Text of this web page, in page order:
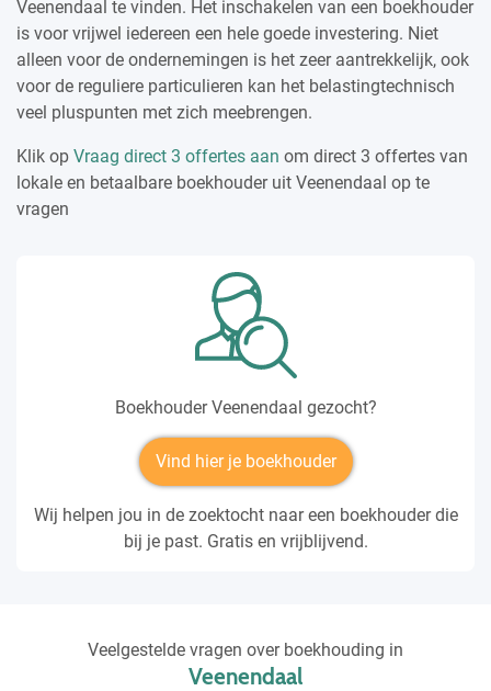
Veenendaal te vinden. Het inschakelen van een boekhouder
is voor vrijwel iedereen een hele goede investering. Niet
alleen voor de ondernemingen is het zeer aantrekkelijk, ook
voor de reguliere particulieren kan het belastingtechnisch
veel pluspunten met zich meebrengen.
Klik op Vraag direct 3 offertes aan om direct 3 offertes van
lokale en betaalbare boekhouder uit Veenendaal op te
vragen
Boekhouder Veenendaal gezocht?
Vind hier je boekhouder
Wij helpen jou in de zoektocht naar een boekhouder die
bij je past. Gratis en vrijblijvend.
Veelgestelde vragen over boekhouding in
Veenendaal